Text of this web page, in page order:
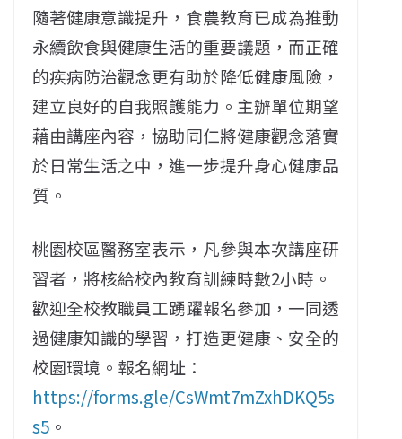
隨著健康意識提升，食農教育已成為推動
永續飲食與健康生活的重要議題，而正確
的疾病防治觀念更有助於降低健康風險，
建立良好的自我照護能力。主辦單位期望
藉由講座內容，協助同仁將健康觀念落實
於日常生活之中，進一步提升身心健康品
質。
桃園校區醫務室表示，凡參與本次講座研
習者，將核給校內教育訓練時數2小時。
歡迎全校教職員工踴躍報名參加，一同透
過健康知識的學習，打造更健康、安全的
校園環境。報名網址：
https://forms.gle/CsWmt7mZxhDKQ5s
s5 。